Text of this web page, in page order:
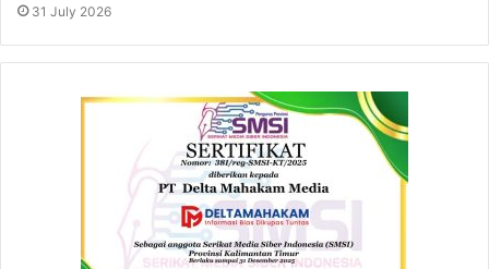
31 July 2026